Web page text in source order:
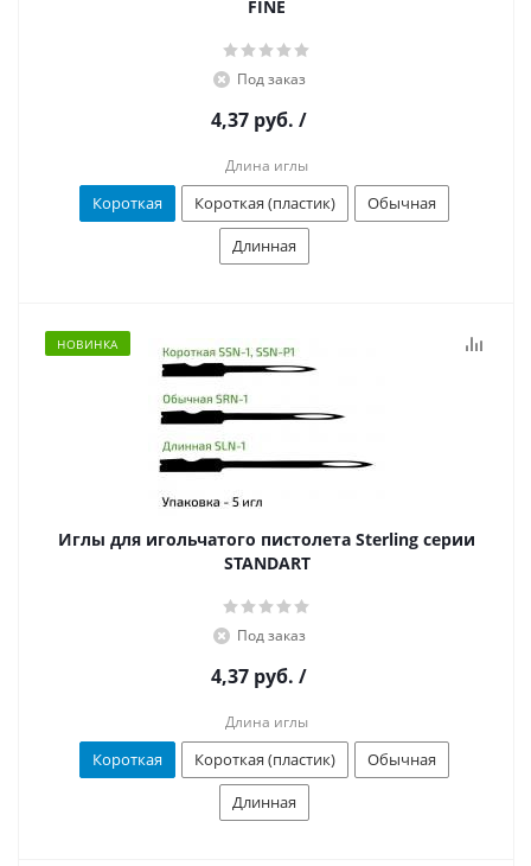
FINE
Под заказ
4,37 руб. /
Длина иглы
Короткая Короткая (пластик)
Обычная
Длинная
НОВИНКА
Иглы для игольчатого пистолета Sterling серии
STANDART
Под заказ
4,37 руб. /
Длина иглы
Короткая Короткая (пластик)
Обычная
Длинная